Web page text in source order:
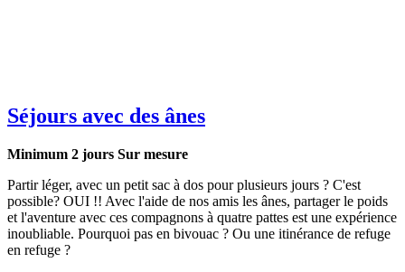
Séjours avec des ânes
Minimum 2 jours Sur mesure
Partir léger, avec un petit sac à dos pour plusieurs jours ? C'est
possible? OUI !! Avec l'aide de nos amis les ânes, partager le poids
et l'aventure avec ces compagnons à quatre pattes est une expérience
inoubliable. Pourquoi pas en bivouac ? Ou une itinérance de refuge
en refuge ?